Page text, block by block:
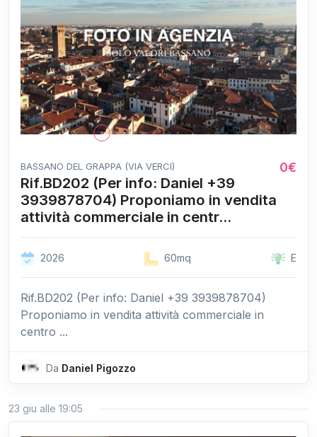
BASSANO DEL GRAPPA (VIA VERCI) 0€
Rif.BD202 (Per info: Daniel +39
3939878704) Proponiamo in vendita
attività commerciale in centr...
2026 60mq E
Rif.BD202 (Per info: Daniel +39 3939878704)
Proponiamo in vendita attività commerciale in
centro ...
Da Daniel Pigozzo
23 giu alle 19:05